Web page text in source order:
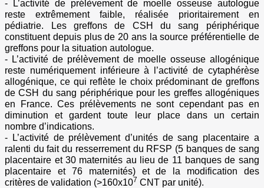
- L’activité de prélèvement de moelle osseuse autologue
reste extrêmement faible, réalisée prioritairement en
pédiatrie. Les greffons de CSH du sang périphérique
constituent depuis plus de 20 ans la source préférentielle de
greffons pour la situation autologue.
- L’activité de prélèvement de moelle osseuse allogénique
reste numériquement inférieure à l’activité de cytaphérèse
allogénique, ce qui reflète le choix prédominant de greffons
de CSH du sang périphérique pour les greffes allogéniques
en France. Ces prélèvements ne sont cependant pas en
diminution et gardent toute leur place dans un certain
nombre d’indications.
- L’activité de prélèvement d’unités de sang placentaire a
ralenti du fait du resserrement du RFSP (5 banques de sang
placentaire et 30 maternités au lieu de 11 banques de sang
placentaire et 76 maternités) et de la modification des
critères de validation (>160x107 CNT par unité).